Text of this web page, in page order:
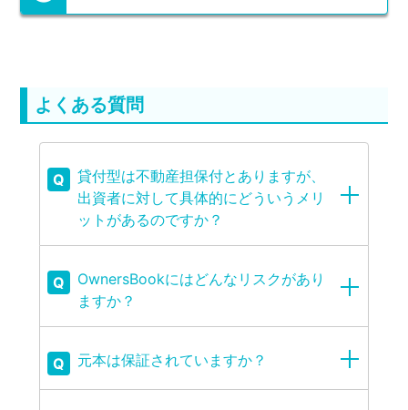
よくある質問
Q
貸付型は不動産担保付とありますが、
出資者に対して具体的にどういうメリ
ットがあるのですか？
Q
OwnersBookにはどんなリスクがあり
ますか？
Q 元本は保証されていますか？